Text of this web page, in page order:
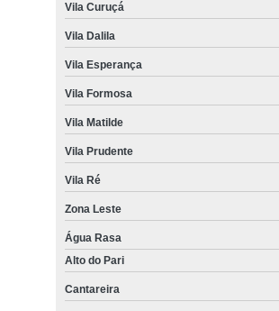
Vila Curuçá
Vila Dalila
Vila Esperança
Vila Formosa
Vila Matilde
Vila Prudente
Vila Ré
Zona Leste
Água Rasa
Alto do Pari
Cantareira